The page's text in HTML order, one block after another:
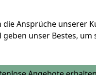
die Ansprüche unserer
unser Bestes, um